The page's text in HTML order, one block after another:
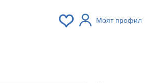
Моят профил